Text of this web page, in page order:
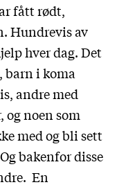
fått rødt,
Hundrevis av
hver dag. Det
barn i koma
andre med
noen som
med og bli sett
bakenfor disse
En